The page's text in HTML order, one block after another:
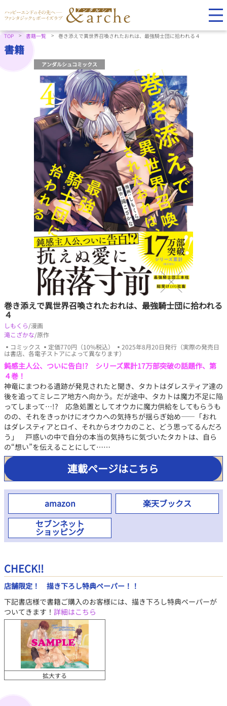
TOP 書籍一覧 巻き添えで異世界召喚されたおれは、最強騎士団に拾われる４
書籍
アンダルシュコミックス
巻き添えで異世界召喚されたおれは、最強騎士団に拾われる
４
しもくら/漫画
滝こざかな/原作
▪コミックス ▪定価770円（10%税込） ▪2025年8月20日発行（実際の発売日
は書店、各電子ストアによって異なります）
鈍感主人公、ついに告白!? シリーズ累計17万部突破の話題作、第
４巻！
神竜にまつわる遺跡が発見されたと聞き、タカトはダレスティア達の
後を追ってミレニア地方へ向かう。だが途中、タカトは魔力不足に陥
ってしまって…!? 応急処置としてオウカに魔力供給をしてもらうも
のの、それをきっかけにオウカへの気持ちが揺らぎ始め――「おれ
はダレスティアとロイ、それからオウカのこと、どう思ってるんだろ
う」 戸惑いの中で自分の本当の気持ちに気づいたタカトは、自ら
の“想い”を伝えることにして……
連載ページはこちら
amazon
楽天ブックス
セブンネット
ショッピング
CHECK!!
店舗限定！ 描き下ろし特典ペーパー！！
下記書店様で書籍ご購入のお客様には、描き下ろし特典ペーパーが
ついてきます！ 詳細はこちら
拡大する